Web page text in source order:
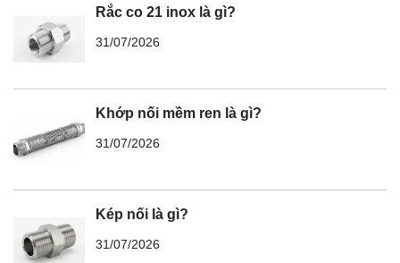
Rắc co 21 inox là gì?
31/07/2026
Khớp nối mềm ren là gì?
31/07/2026
Kép nối là gì?
31/07/2026